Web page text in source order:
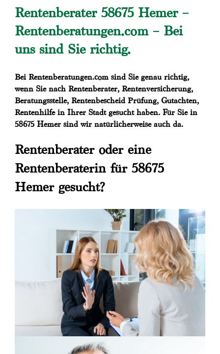
Rentenberater 58675 Hemer –
Rentenberatungen.com – Bei
uns sind Sie richtig.
Bei Rentenberatungen.com sind Sie genau richtig,
wenn Sie nach Rentenberater, Rentenversicherung,
Beratungsstelle, Rentenbescheid Prüfung, Gutachten,
Rentenhilfe in Ihrer Stadt gesucht haben. Für Sie in
58675 Hemer sind wir natürlicherweise auch da.
Rentenberater oder eine
Rentenberaterin für 58675
Hemer gesucht?